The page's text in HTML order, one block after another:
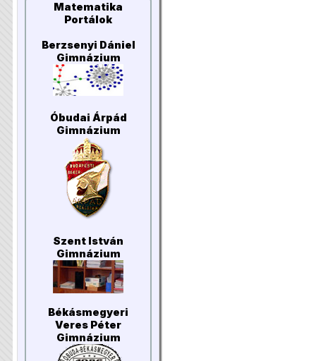
Matematika
Portálok
Berzsenyi Dániel
Gimnázium
Óbudai Árpád
Gimnázium
Szent István
Gimnázium
Békásmegyeri
Veres Péter
Gimnázium